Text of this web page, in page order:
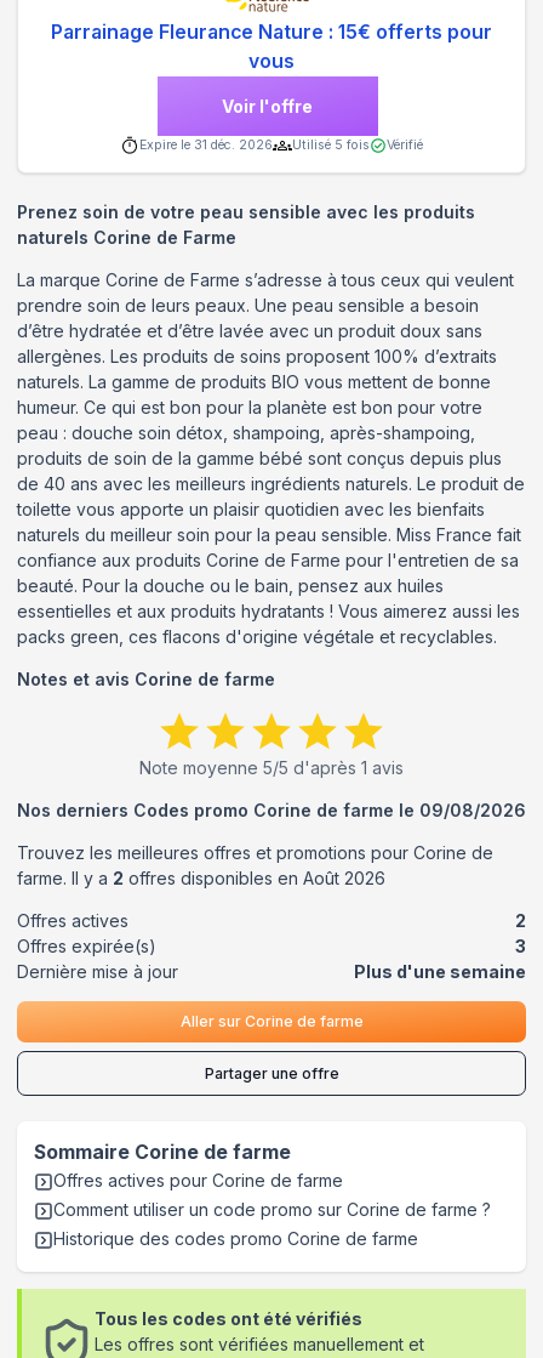
Parrainage Fleurance Nature : 15€ offerts pour
vous
Voir l'offre
Expire le 31 déc. 2026 Utilisé 5 fois Vérifié
Prenez soin de votre peau sensible avec les produits
naturels Corine de Farme
La marque Corine de Farme s’adresse à tous ceux qui veulent
prendre soin de leurs peaux. Une peau sensible a besoin
d’être hydratée et d’être lavée avec un produit doux sans
allergènes. Les produits de soins proposent 100% d’extraits
naturels. La gamme de produits BIO vous mettent de bonne
humeur. Ce qui est bon pour la planète est bon pour votre
peau : douche soin détox, shampoing, après-shampoing,
produits de soin de la gamme bébé sont conçus depuis plus
de 40 ans avec les meilleurs ingrédients naturels. Le produit de
toilette vous apporte un plaisir quotidien avec les bienfaits
naturels du meilleur soin pour la peau sensible. Miss France fait
confiance aux produits Corine de Farme pour l'entretien de sa
beauté. Pour la douche ou le bain, pensez aux huiles
essentielles et aux produits hydratants ! Vous aimerez aussi les
packs green, ces flacons d'origine végétale et recyclables.
Notes et avis Corine de farme
Note moyenne 5/5 d'après 1 avis
Nos derniers Codes promo Corine de farme le 09/08/2026
Trouvez les meilleures offres et promotions pour Corine de
farme. Il y a 2 offres disponibles en Août 2026
Offres actives
2
Offres expirée(s)
3
Dernière mise à jour
Plus d'une semaine
Aller sur Corine de farme
Partager une offre
Sommaire Corine de farme
Offres actives pour Corine de farme
Comment utiliser un code promo sur Corine de farme ?
Historique des codes promo Corine de farme
Tous les codes ont été vérifiés
Les offres sont vérifiées manuellement et